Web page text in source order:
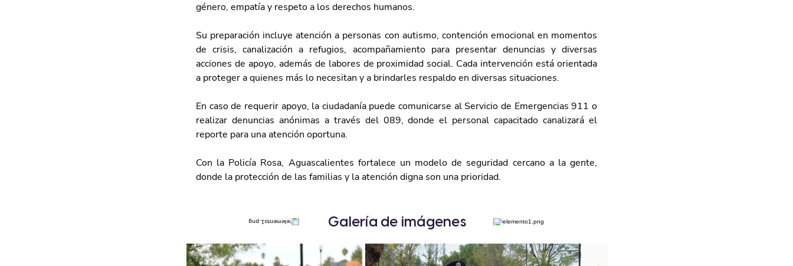
género, empatía y respeto a los derechos humanos.
Su preparación incluye atención a personas con autismo, contención emocional en momentos
de crisis, canalización a refugios, acompañamiento para presentar denuncias y diversas
acciones de apoyo, además de labores de proximidad social. Cada intervención está orientada
a proteger a quienes más lo necesitan y a brindarles respaldo en diversas situaciones.
En caso de requerir apoyo, la ciudadanía puede comunicarse al Servicio de Emergencias 911 o
realizar denuncias anónimas a través del 089, donde el personal capacitado canalizará el
reporte para una atención oportuna.
Con la Policía Rosa, Aguascalientes fortalece un modelo de seguridad cercano a la gente,
donde la protección de las familias y la atención digna son una prioridad.
Galería de imágenes